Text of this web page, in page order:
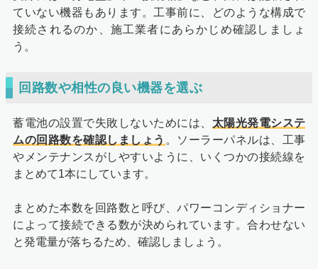
ていない機器もあります。工事前に、どのような構成で
接続されるのか、施工業者にあらかじめ確認しましょ
う。
回路数や相性の良い機器を選ぶ
蓄電池の設置で失敗しないためには、 太陽光発電システ
ムの回路数を確認しましょう 。ソーラーパネルは、工事
やメンテナンスがしやすいように、いくつかの接続線を
まとめて1本にしています。
まとめた本数を回路数と呼び、パワーコンディショナー
によって接続できる数が決められています。合わせない
と発電量が落ちるため、確認しましょう。